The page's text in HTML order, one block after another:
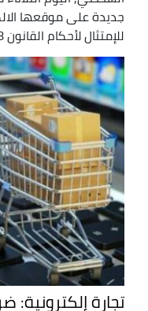
جديدة على موقعها
للإمتثال لأحكام القانون 18-07 . وجاء في ...
تجارة إلكترونية: